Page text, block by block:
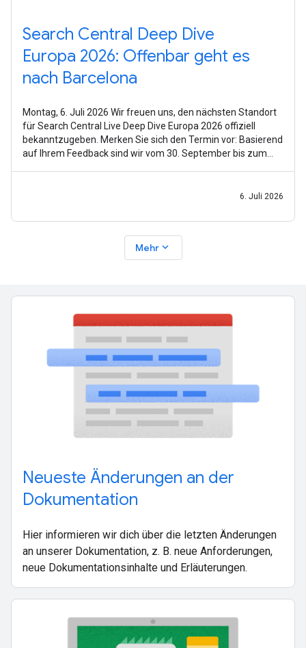
Search Central Deep Dive
Europa 2026: Offenbar geht es
nach Barcelona
Montag, 6. Juli 2026 Wir freuen uns, den nächsten Standort
für Search Central Live Deep Dive Europa 2026 offiziell
bekanntzugeben. Merken Sie sich den Termin vor: Basierend
auf Ihrem Feedback sind wir vom 30. September bis zum
6. Juli 2026
Mehrexpand_more
Neueste Änderungen an der
Dokumentation
Hier informieren wir dich über die letzten Änderungen
an unserer Dokumentation, z. B. neue Anforderungen,
neue Dokumentationsinhalte und Erläuterungen.